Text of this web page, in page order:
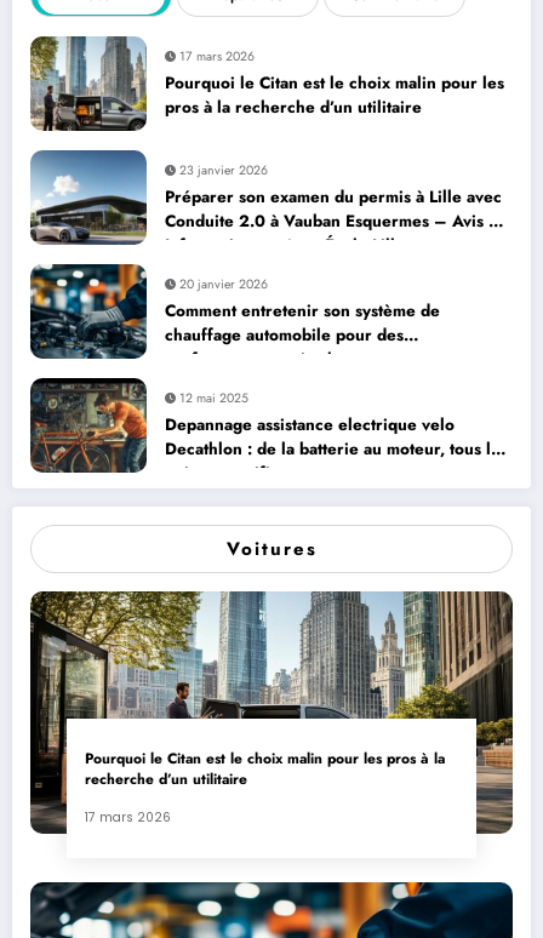
17 mars 2026
Pourquoi le Citan est le choix malin pour les
pros à la recherche d’un utilitaire
23 janvier 2026
Préparer son examen du permis à Lille avec
Conduite 2.0 à Vauban Esquermes – Avis et
Informations – Auto École Lille
20 janvier 2026
Comment entretenir son système de
chauffage automobile pour des
performances optimales
12 mai 2025
Depannage assistance electrique velo
Decathlon : de la batterie au moteur, tous les
points a verifier
Voitures
Pourquoi le Citan est le choix malin pour les pros à la
recherche d’un utilitaire
17 mars 2026